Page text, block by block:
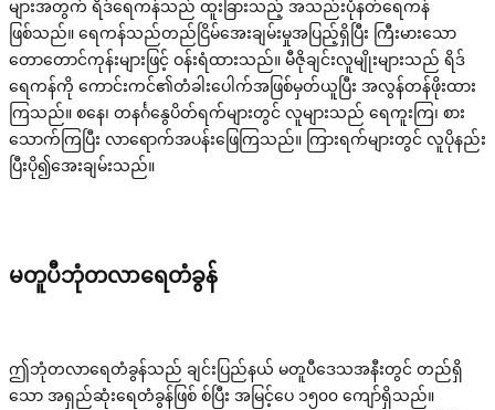
များအတွက် ရိဒ်ရေကန်သည် ထူးခြားသည့် အသည်းပုံနတ်ရေကန်
ဖြစ်သည်။ ရေကန်သည်တည်ငြိမ်အေးချမ်းမှုအပြည့်ရှိပြီး ကြီးမားသော
တောတောင်ကုန်းများဖြင့် ဝန်းရံထားသည်။ မီဇိုချင်းလူမျိုးများသည် ရိဒ်
ရေကန်ကို ကောင်းကင်၏တံခါးပေါက်အဖြစ်မှတ်ယူပြီး အလွန်တန်ဖိုးထား
ကြသည်။ စနေ၊ တနင်္ဂနွေပိတ်ရက်များတွင် လူများသည် ရေကူးကြ၊ စား
သောက်ကြပြီး လာရောက်အပန်းဖြေကြသည်။ ကြားရက်များတွင် လူပိုနည်း
ပြီးပို၍အေးချမ်းသည်။
မတူပီဘုံတလာရေတံခွန်
ဤဘုံတလာရေတံခွန်သည် ချင်းပြည်နယ် မတူပီဒေသအနီးတွင် တည်ရှိ
သော အရှည်ဆုံးရေတံခွန်ဖြစ် စ်ပြီး အမြင့်ပေ ၁၅၀၀ ကျော်ရှိသည်။